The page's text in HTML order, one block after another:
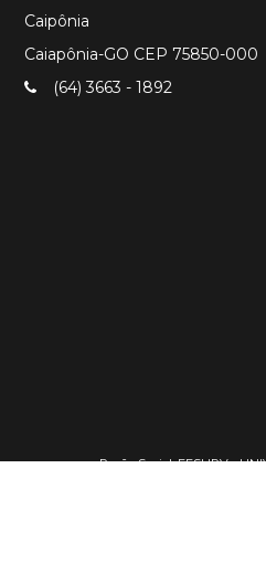
Caipônia
Caiapônia-GO CEP 75850-000
(64) 3663 - 1892
Razão Social: FESURV -